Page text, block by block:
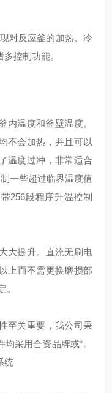
对反应釜的加热、冷
控制功能。
内温度和釜壁温度。
不会加热，并且可以
温度过冲，非常适合
一些超过临界温度值
256段程序升温控制
大提升。直流无刷电
上而不需更换磨损部
。
至关重要，我公司秉
采用合资品牌或*。
统